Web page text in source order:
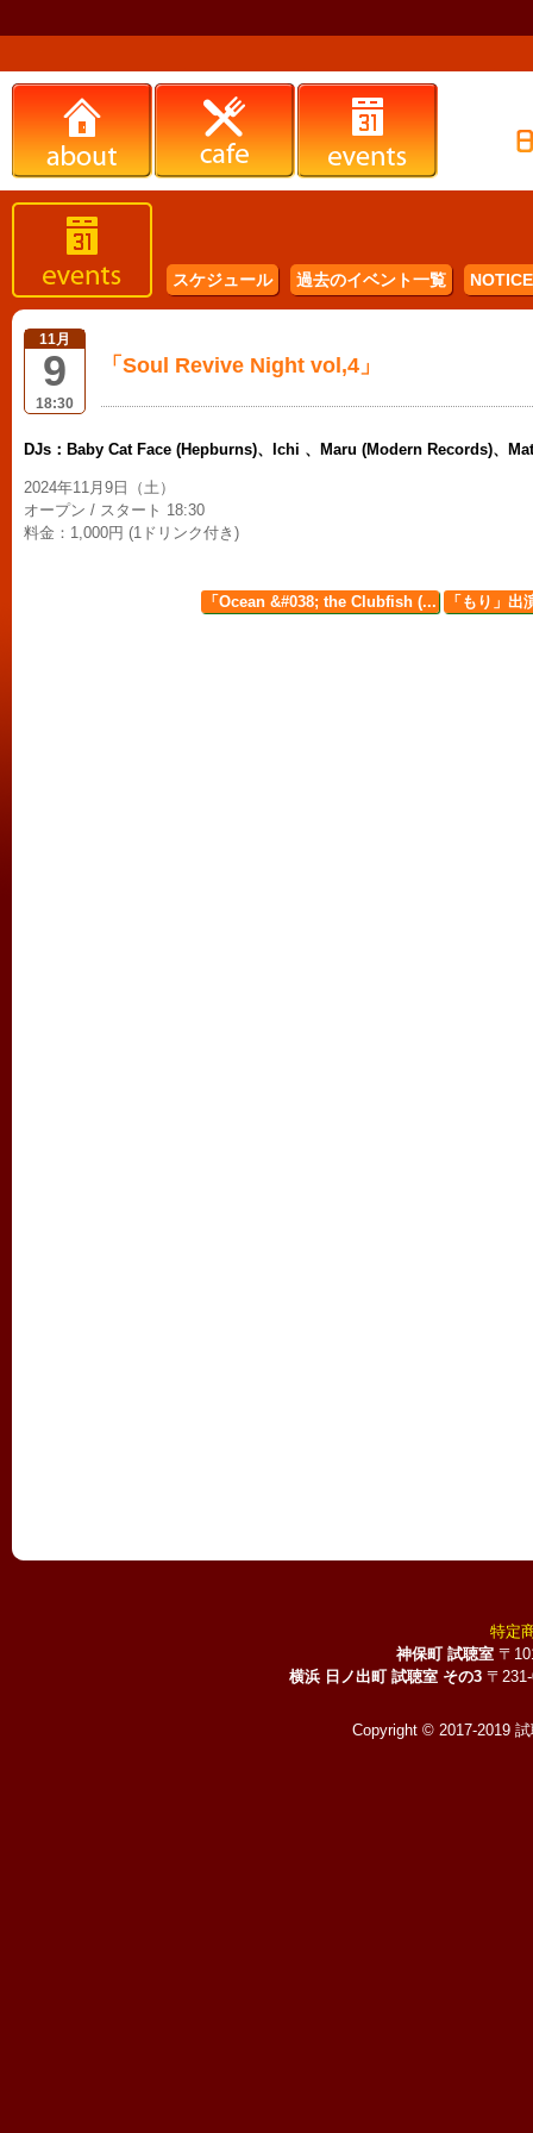
スケジュール 過去のイベント一覧
11月
9
18:30
「Soul Revive Night vol,4」
DJs：Baby Cat Face (Hepburns)、Ichi 、Maru (Modern Records)、
2024年11月9日（土）
オープン / スタート 18:30
料金：1,000円 (1ドリンク付き)
「Ocean &#038; the Clubfish (... 「もり」
特定
神保町 試聴室 〒
横浜 日ノ出町 試聴室 その3 〒
Copyright © 2017-2019